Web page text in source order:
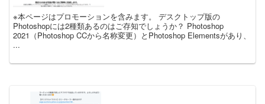
※本ページはプロモーションを含みます。 デスクトップ版の
Photoshopには2種類あるのはご存知でしょうか？ Photoshop
2021（Photoshop CCから名称変更）とPhotoshop Elementsがあり、
...